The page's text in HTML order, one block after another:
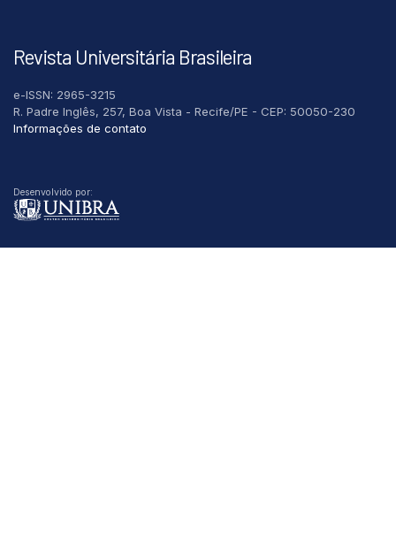
Revista Universitária Brasileira
e-ISSN: 2965-3215
R. Padre Inglês, 257, Boa Vista - Recife/PE - CEP: 50050-230
Informações de contato
Desenvolvido por: